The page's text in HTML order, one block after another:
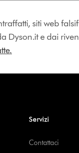
siti web
Dyson.it e dai
Servizi
Contattaci